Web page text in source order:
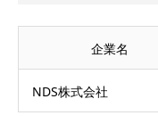
企業名
NDS株式会社